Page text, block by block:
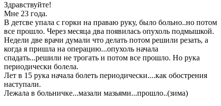
Здравствуйте!
Мне 23 года.
В детсве упала с горки на праваю руку, было больно..но потом
все прошло. Через месяца два появилась опухоль подмышкой.
Недели две врачи думали что делать потом решили резать, а
когда я пришла на операцию...опухоль начала
спадать...решили не трогать и потом все прошло. Но рука
периодически болела.
Лет в 15 рука начала болеть периодически....как обострения
наступали.
Лежала в больничке...мазали мазьями...прошло..(зима)